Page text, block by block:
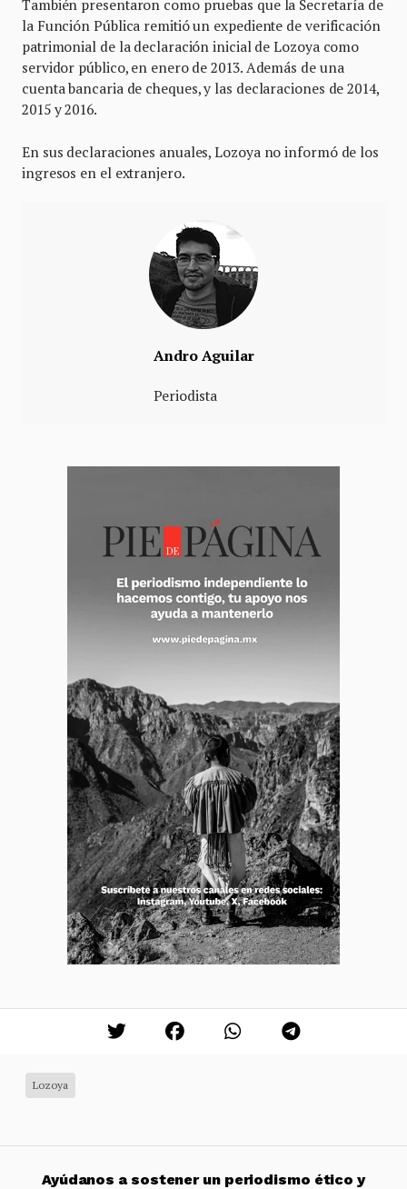
También presentaron como pruebas que la Secretaría de
la Función Pública remitió un expediente de verificación
patrimonial de la declaración inicial de Lozoya como
servidor público, en enero de 2013. Además de una
cuenta bancaria de cheques, y las declaraciones de 2014,
2015 y 2016.
En sus declaraciones anuales, Lozoya no informó de los
ingresos en el extranjero.
Andro Aguilar
Periodista
Lozoya
Ayúdanos a sostener un periodismo ético y